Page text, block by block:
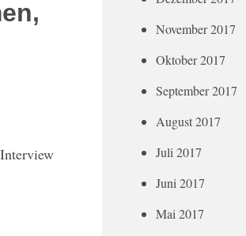
November 2017
Oktober 2017
September 2017
August 2017
Juli 2017
Juni 2017
Mai 2017